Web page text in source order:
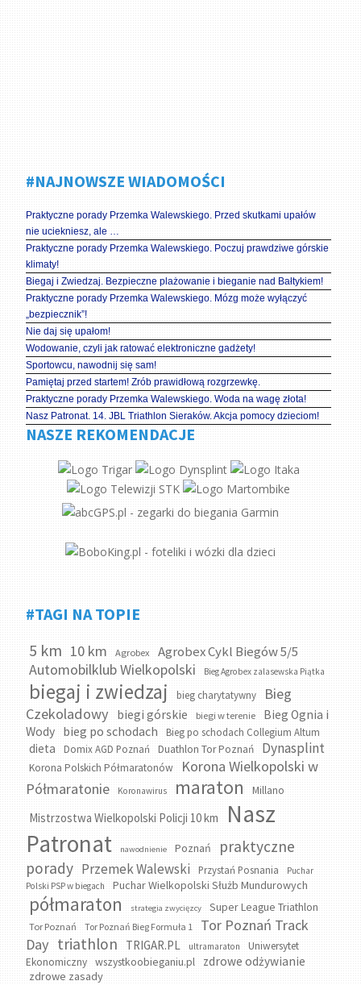
#NAJNOWSZE WIADOMOŚCI
Praktyczne porady Przemka Walewskiego. Przed skutkami upałów
nie uciekniesz, ale …
Praktyczne porady Przemka Walewskiego. Poczuj prawdziwe górskie
klimaty!
Biegaj i Zwiedzaj. Bezpieczne plażowanie i bieganie nad Bałtykiem!
Praktyczne porady Przemka Walewskiego. Mózg może wyłączyć
„bezpiecznik”!
Nie daj się upałom!
Wodowanie, czyli jak ratować elektroniczne gadżety!
Sportowcu, nawodnij się sam!
Pamiętaj przed startem! Zrób prawidłową rozgrzewkę.
Praktyczne porady Przemka Walewskiego. Woda na wagę złota!
Nasz Patronat. 14. JBL Triathlon Sieraków. Akcja pomocy dzieciom!
NASZE REKOMENDACJE
#TAGI NA TOPIE
5 km 10 km Agrobex Agrobex Cykl Biegów 5/5
Automobilklub Wielkopolski Bieg Agrobex zalasewska Piątka
biegaj i zwiedzaj bieg charytatywny
Bieg
Czekoladowy
biegi górskie biegi w terenie
Bieg Ognia i
Wody bieg po schodach Bieg po schodach Collegium Altum
dieta Domix AGD Poznań Duathlon Tor Poznań Dynasplint
Korona Polskich Półmaratonów
Korona Wielkopolski w
Półmaratonie
Koronawirus maraton Millano
Mistrzostwa Wielkopolski Policji 10 km
Nasz
Patronat
nawodnienie Poznań
praktyczne
porady Przemek Walewski Przystań Posnania
Puchar
Polski PSP w biegach
Puchar Wielkopolski Służb Mundurowych
półmaraton strategia zwycięzcy Super League Triathlon
Tor Poznań Tor Poznań Bieg Formuła 1
Tor Poznań Track
Day triathlon TRIGAR.PL ultramaraton
Uniwersytet
Ekonomiczny
wszystkoobieganiu.pl zdrowe odżywianie
zdrowe zasady